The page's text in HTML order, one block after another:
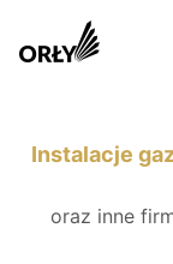
Instalacje
oraz inne